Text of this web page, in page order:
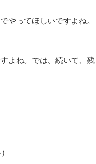
やってほしいですよね。
よね。では、続いて、残